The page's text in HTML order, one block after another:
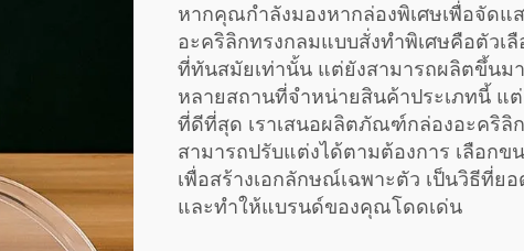
หากคุณกำลังมองหากล่องพิเศษเพื่อจัด
อะคริลิกทรงกลมแบบสั่งทำพิเศษคือตัวเ
ที่ทันสมัยเท่านั้น แต่ยังสามารถผลิตขึ้นม
หลายสถานที่จำหน่ายสินค้าประเภทนี้ แ
ที่ดีที่สุด เราเสนอผลิตภัณฑ์กล่องอะคริ
สามารถปรับแต่งได้ตามต้องการ เลือก
เพื่อสร้างเอกลักษณ์เฉพาะตัว เป็นวิธีที่ย
และทำให้แบรนด์ของคุณโดดเด่น